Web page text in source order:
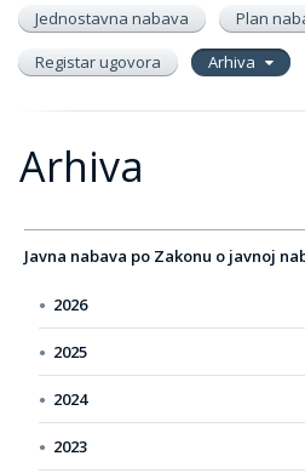
Jednostavna nabava
Plan
Registar ugovora
Arhiva
Arhiva
Javna nabava po Zakonu o javnoj
2026
2025
2024
2023